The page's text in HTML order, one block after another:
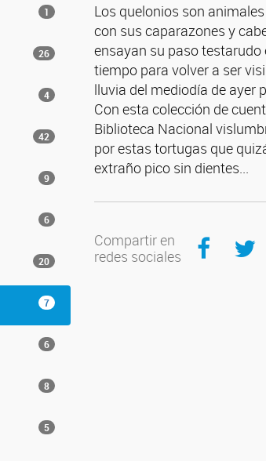
1
26
4
42
9
6
20
7
6
8
5
Los quelonios son
con sus caparazones y
ensayan su paso testarudo
tiempo para volver a ser
lluvia del mediodía de ayer
Con esta colección de
Biblioteca Nacional
por estas tortugas que
extraño pico sin dientes...
Compartir en
redes sociales
Compartir en Facebook Compartir en Twitter